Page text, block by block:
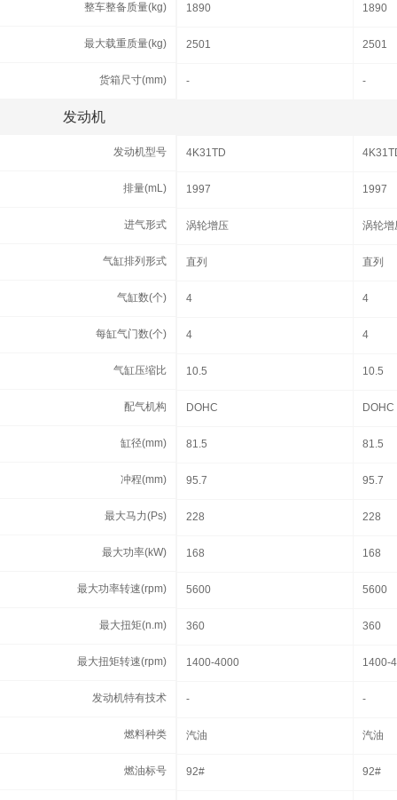
整车整备质量(kg) 1890 1890
最大载重质量(kg) 2501 2501
货箱尺寸(mm) - -
发动机
发动机型号 4K31TD
排量(mL) 1997 1997
进气形式 涡轮增压 涡轮增
气缸排列形式 直列 直列
气缸数(个) 4 4
每缸气门数(个) 4 4
气缸压缩比 10.5 10.5
配气机构 DOHC DOHC
缸径(mm) 81.5 81.5
冲程(mm) 95.7 95.7
最大马力(Ps) 228 228
最大功率(kW) 168 168
最大功率转速(rpm) 5600 5600
最大扭矩(n.m) 360 360
最大扭矩转速(rpm) 1400-4000 1400-
发动机特有技术 - -
燃料种类 汽油 汽油
燃油标号 92# 92#
整车整备质量(kg)
最大载重质量(kg)
货箱尺寸(mm)
发动机
发动机型号
排量(mL)
进气形式
气缸排列形式
气缸数(个)
每缸气门数(个)
气缸压缩比
配气机构
缸径(mm)
冲程(mm)
最大马力(Ps)
最大功率(kW)
最大功率转速(rpm)
最大扭矩(n.m)
最大扭矩转速(rpm)
发动机特有技术
燃料种类
燃油标号